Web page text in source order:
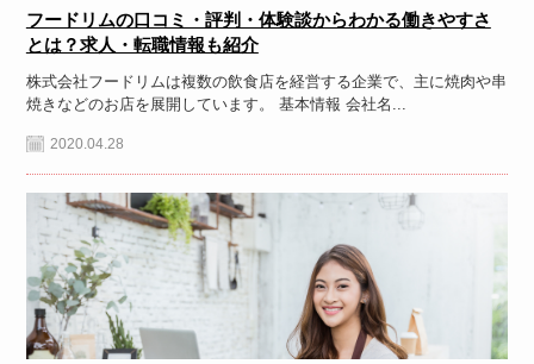
フードリムの口コミ・評判・体験談からわかる働きやすさ
とは？求人・転職情報も紹介
株式会社フードリムは複数の飲食店を経営する企業で、主に焼肉や串
焼きなどのお店を展開しています。 基本情報 会社名...
2020.04.28